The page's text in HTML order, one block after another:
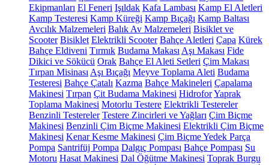
Ekipmanları El Feneri Işıldak Kafa Lambası Kamp El Aletleri
Kamp Testeresi Kamp Küreği Kamp Bıçağı Kamp Baltası
Avcılık Malzemeleri Balık Av Malzemeleri Bisiklet ve
Scooter Bisiklet Elektrikli Scooter Bahçe Aletleri Çapa Kürek
Bahçe Eldiveni Tırmık Budama Makası Aşı Makası Fide
Dikici ve Sökücü Orak Bahçe El Aleti Setleri Çim Makası
Tırpan Misinası Aşı Bıçağı Meyve Toplama Aleti Budama
Testeresi Bahçe Çatalı Kazma Bahçe Makineleri Çapalama
Makinesi Tırpan Çit Budama Makinesi HidroforYaprak
Toplama Makinesi Motorlu Testere Elektrikli Testereler
Benzinli Testereler Testere Zincirleri ve Yağları Çim Biçme
Makinesi Benzinli Çim Biçme Makinesi Elektrikli Çim Biçme
Makinesi Kenar Kesme Makinesi Çim Biçme Yedek Parça
Pompa Santrifüj Pompa Dalgıç Pompası Bahçe Pompası Su
Motoru Hasat Makinesi Dal Öğütme Makinesi Toprak Burgu